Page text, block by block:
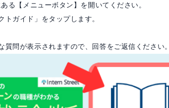
る【メニューボタン】を開いてください。
トガイド」をタップします。
問が表示されますので、回答をご返信ください。